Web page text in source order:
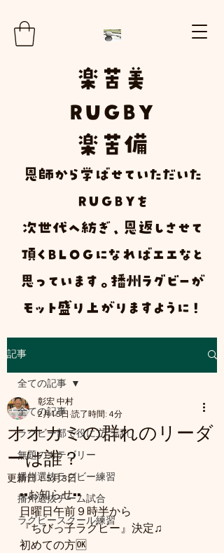
楽 苦 美
RUGBY
楽苦備
​恩師から学ばせていただいた
ＲＵＧＢＹ を
次世代へ紡ぎ、恩返しさせて
頂く ＢＬＯ Ｇ になればエエなと
思っています。播州ラグビーが
モット盛り上がりますように！
記事
全ての記事
ラグビー部で役に立つ話し
無題のカテゴリー
播州選抜ラグビー練習
播州選抜チーム試合
ラグビースクール練習
全ての記事
オオカミの群れのリーダ
ーは誰？
彰宏 中村
2月15日 読了時間: 4分
更新日：5月3日
▪️▪️お知らせ▪️▪️
日曜日午前９時半から
『ちびっ子ラグビー』決定♫
初めての方🆗